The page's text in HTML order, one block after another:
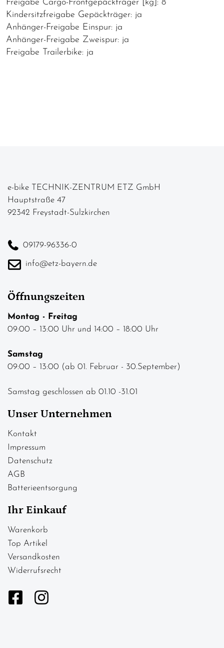
Freigabe Cargo-Frontgepäckträger [kg]: 8
Kindersitzfreigabe Gepäckträger: ja
Anhänger-Freigabe Einspur: ja
Anhänger-Freigabe Zweispur: ja
Freigabe Trailerbike: ja
e-bike TECHNIK-ZENTRUM ETZ GmbH
Hauptstraße 47
92342 Freystadt-Sulzkirchen
09179-96336-0
info@etz-bayern.de
Öffnungszeiten
Montag - Freitag
09:00 – 13:00 Uhr und 14:00 – 18:00 Uhr
Samstag
09:00 – 13:00 (ab 01. Februar - 30.September)
Samstag geschlossen ab 01.10 -31.01
Unser Unternehmen
Kontakt
Impressum
Datenschutz
AGB
Batterieentsorgung
Ihr Einkauf
Warenkorb
Top Artikel
Versandkosten
Widerrufsrecht